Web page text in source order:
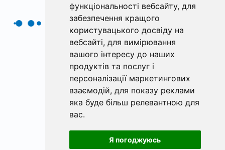
функціональності вебсайту, для
забезпечення кращого
користувацького досвіду на
вебсайті, для вимірювання
вашого інтересу до наших
продуктів та послуг і
персоналізації маркетингових
взаємодій, для показу реклами
яка буде більш релевантною для
вас.
Я погоджуюсь